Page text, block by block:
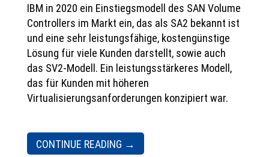
IBM in 2020 ein Einstiegsmodell des SAN Volume
Controllers im Markt ein, das als SA2 bekannt ist
und eine sehr leistungsfähige, kostengünstige
Lösung für viele Kunden darstellt, sowie auch
das SV2-Modell. Ein leistungsstärkeres Modell,
das für Kunden mit höheren
Virtualisierungsanforderungen konzipiert war.
CONTINUE READING →